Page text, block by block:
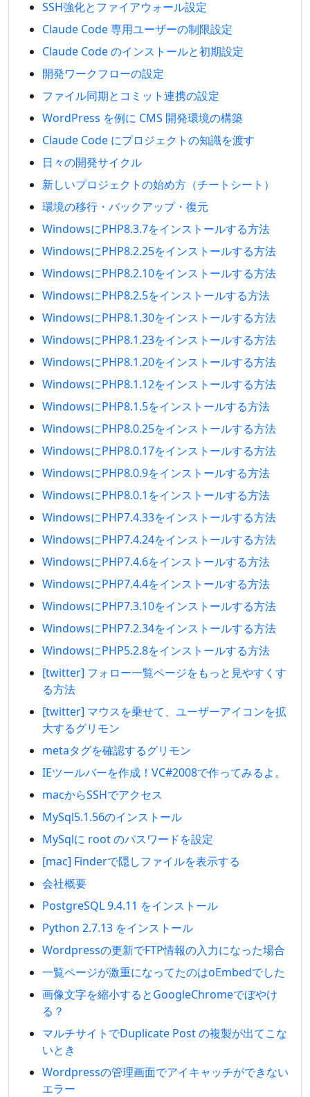
SSH強化とファイアウォール設定
Claude Code 専用ユーザーの制限設定
Claude Code のインストールと初期設定
開発ワークフローの設定
ファイル同期とコミット連携の設定
WordPress を例に CMS 開発環境の構築
Claude Code にプロジェクトの知識を渡す
日々の開発サイクル
新しいプロジェクトの始め方（チートシート）
環境の移行・バックアップ・復元
WindowsにPHP8.3.7をインストールする方法
WindowsにPHP8.2.25をインストールする方法
WindowsにPHP8.2.10をインストールする方法
WindowsにPHP8.2.5をインストールする方法
WindowsにPHP8.1.30をインストールする方法
WindowsにPHP8.1.23をインストールする方法
WindowsにPHP8.1.20をインストールする方法
WindowsにPHP8.1.12をインストールする方法
WindowsにPHP8.1.5をインストールする方法
WindowsにPHP8.0.25をインストールする方法
WindowsにPHP8.0.17をインストールする方法
WindowsにPHP8.0.9をインストールする方法
WindowsにPHP8.0.1をインストールする方法
WindowsにPHP7.4.33をインストールする方法
WindowsにPHP7.4.24をインストールする方法
WindowsにPHP7.4.6をインストールする方法
WindowsにPHP7.4.4をインストールする方法
WindowsにPHP7.3.10をインストールする方法
WindowsにPHP7.2.34をインストールする方法
WindowsにPHP5.2.8をインストールする方法
[twitter] フォロー一覧ページをもっと見やすくす
る方法
[twitter] マウスを乗せて、ユーザーアイコンを拡
大するグリモン
metaタグを確認するグリモン
IEツールバーを作成！VC#2008で作ってみるよ。
macからSSHでアクセス
MySql5.1.56のインストール
MySqlに root のパスワードを設定
[mac] Finderで隠しファイルを表示する
会社概要
PostgreSQL 9.4.11 をインストール
Python 2.7.13 をインストール
Wordpressの更新でFTP情報の入力になった場合
一覧ページが激重になってたのはoEmbedでした
画像文字を縮小するとGoogleChromeでぼやけ
る？
マルチサイトでDuplicate Post の複製が出てこな
いとき
Wordpressの管理画面でアイキャッチができない
エラー